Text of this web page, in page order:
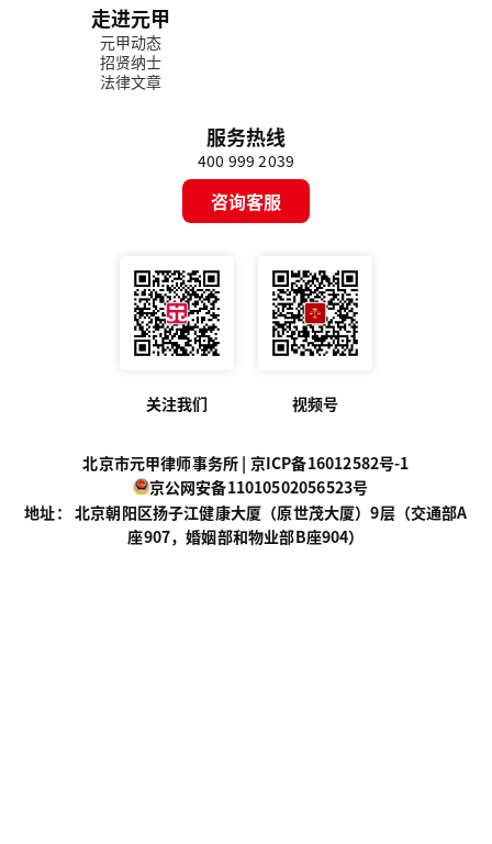
走进元甲
元甲动态
招贤纳士
法律文章
服务热线
400 999 2039
咨询客服
关注我们 视频号
北京市元甲律师事务所 | 京ICP备16012582号-1
京公网安备11010502056523号
地址： 北京朝阳区扬子江健康大厦（原世茂大厦）9层（交通部A
座907，婚姻部和物业部B座904）